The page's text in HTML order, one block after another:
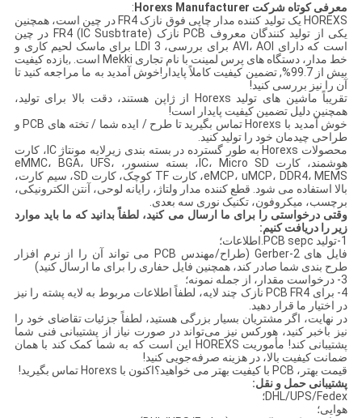
معرفی کوتاه شرکت Horexs Manufacturer
:
HOREXS یک تولید کننده مدار چاپی فوق نازک FR4 در چین است، همچنین
یکی از تولید کنندگان معروف PCB نازک FR4 (IC Susbtrate) در چین
است که دارای AVI، AOI برای بررسی، 3 LDI برای ماسک لحیم کاری و
خط مدار، دستگاه های پرس لمینت با نام تجاری Mekki است. ,بازده کیفیت
بیش از 99.7%, تضمین کیفیت کاملاً پایدار!خوش آمدید به ما مراجعه کنید تا
آن را نیز بررسی کنید!
تقریباً ماشین های تولید Horexs از ژاپن هستند، دقت بالا برای تولید،
همچنین دلیل تضمین کیفیت پایدار است!
خوش آمدید با Horexs تماس بگیرید تا طرح / ایده شما / تخته های PCB و
طراحی چیدمان خود را تولید کنید.
محصولات Horexs به طور گسترده در بسته بندی زیرلایه مونتاژ IC، کارت
هوشمند، کارت IC، Micro SD، بسته سنسور، eMMC، BGA، UFS،
eMCP، uMCP، DDR4، MEMS، کارت TF کوچک، کارت SD، سیم کارت،
بالا استفاده می شود. قطع کننده مدار ولتاژ، رایانه لوحی، آنتن الکترونیکی،
برچسب، میکروفون، تکنیک نوری سه بعدی.
وقتی درخواستی را برای ما ارسال می کنید، لطفاً بدانید که ما باید موارد
زیر را دریافت کنیم:
1-تولید PCB sepc.اطلاعات؛
فایل های 2-Gerber (طراح/مهندس PCB می تواند آن را از نرم افزار
طرح بندی شما صادر کند، همچنین فایل حفاری را برای ما ارسال کنید)
3- درخواست مقدار، از جمله نمونه؛
4- برای PCB FR4 نازک چند لایه، لطفاً اطلاعات مربوط به لایه پشته را نیز
در اختیار ما قرار دهید.
در نهایت، اگر مشتریان بسیار بزرگی هستید، لطفاً جزئیات تقاضای خود را
نیز باخبر کنید، هورکس نیز می‌تواند در صورت نیاز از پشتیبانی فنی شما
پشتیبانی کند! مأموریت HOREXS این است که به شما کمک کند با همان
ضمانت کیفیت بالا، در هزینه صرفه‌جویی کنید!
قیمت بهتر، PCB با کیفیت بهتر می خواهید؟اکنون با Horexs تماس بگیرید!
پشتیبانی حمل و نقل:
DHL/UPS/Fedex؛
هوایی؛